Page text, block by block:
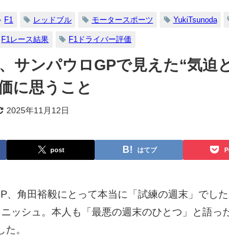
F1 レッドブル モータースポーツ YukiTsunoda
F1レース結果 F1ドライバー評価
サンパウロGPで見えた“気迫
に思うこと
2025年11月12日
post はてブ
、角田裕毅にとって本当に「試練の週末」でした
ッシュ。本人も「最悪の週末のひとつ」と語っ
た。